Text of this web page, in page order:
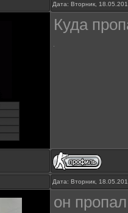
Дата: Вторник,
Куда
Дата: Вторник,
он